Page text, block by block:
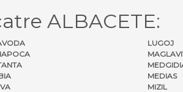
ALBACETE:
LUGOJ
MEDIAS
MIZIL